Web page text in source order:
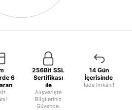
6
256Bit SSL
Sertifikası
ile
Alışverişte
Bilgileriniz
Güvende.
14 Gün
İçerisinde
İade İmkânı!